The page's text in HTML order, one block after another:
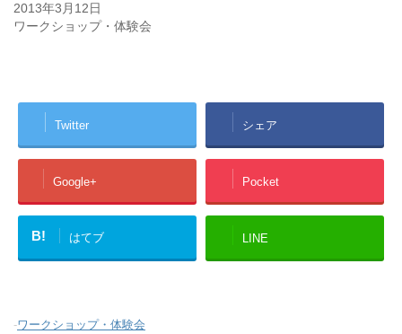
2013年3月12日
ワークショップ・体験会
Twitter シェア
Google+ Pocket
B! はてブ LINE
-ワークショップ・体験会